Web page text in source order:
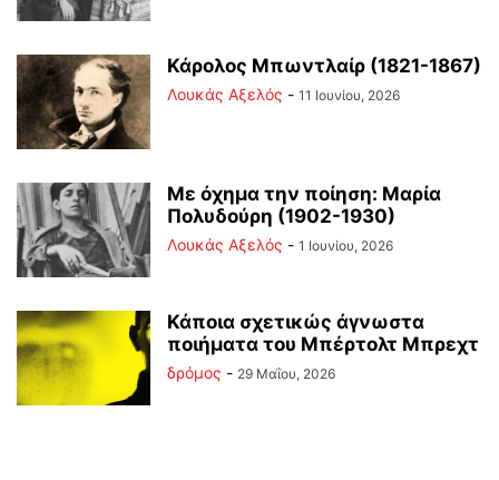
Κάρολος Μπωντλαίρ (1821-1867)
Λουκάς Αξελός - 11 Ιουνίου, 2026
Με όχημα την ποίηση: Μαρία
Πολυδούρη (1902-1930)
Λουκάς Αξελός - 1 Ιουνίου, 2026
Κάποια σχετικώς άγνωστα
ποιήματα του Μπέρτολτ Μπρεχτ
δρόμος - 29 Μαΐου, 2026